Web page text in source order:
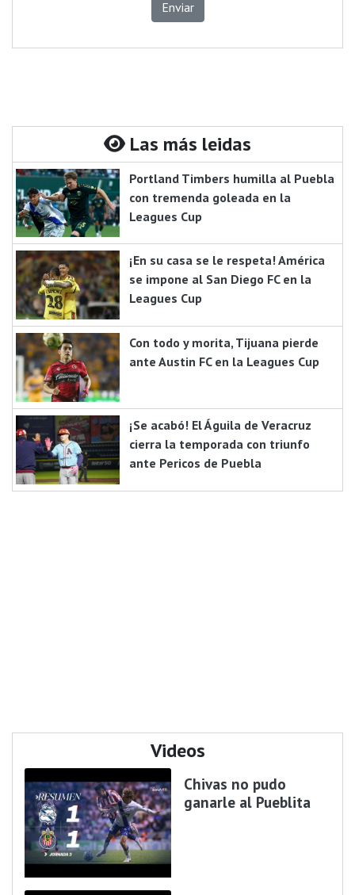
Enviar
Las más leidas
Portland Timbers humilla al Puebla
con tremenda goleada en la
Leagues Cup
¡En su casa se le respeta! América
se impone al San Diego FC en la
Leagues Cup
Con todo y morita, Tijuana pierde
ante Austin FC en la Leagues Cup
¡Se acabó! El Águila de Veracruz
cierra la temporada con triunfo
ante Pericos de Puebla
Videos
Chivas no pudo
ganarle al Pueblita